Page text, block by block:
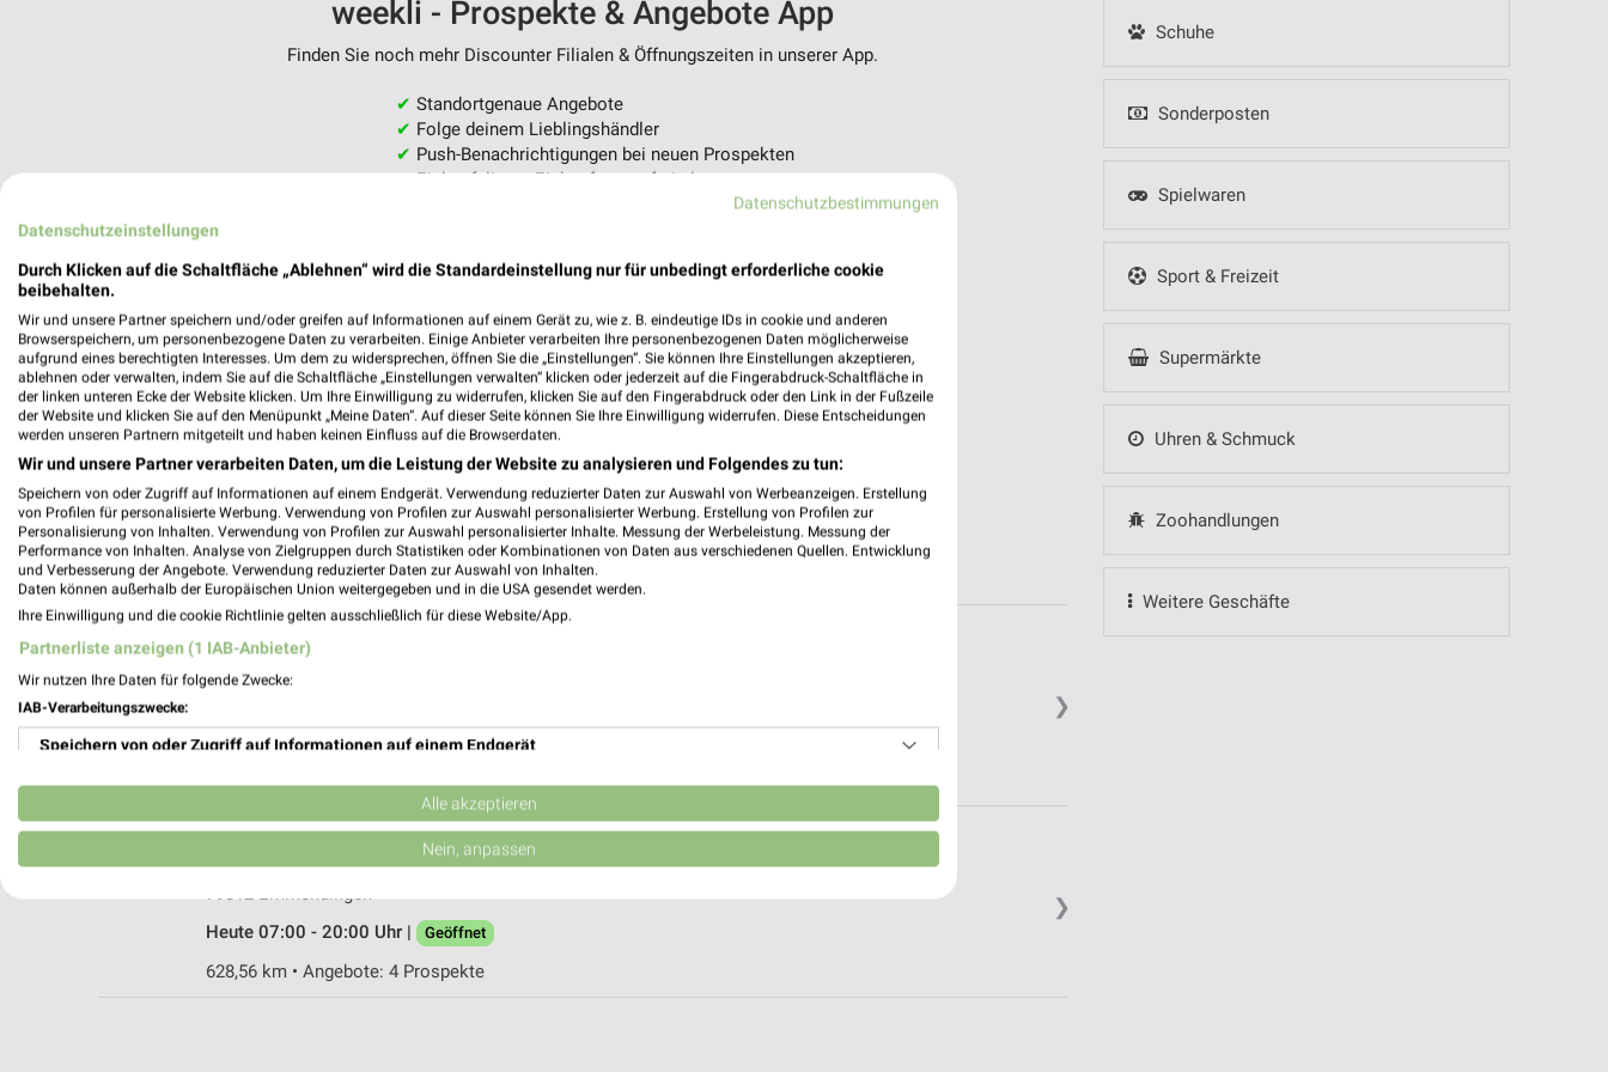
Schuhe
Sonderposten
Spielwaren
Sport & Freizeit
Supermärkte
Uhren & Schmuck
Zoohandlungen
Weitere Geschäfte
weekli - Prospekte & Angebote App
Finden Sie noch mehr Discounter Filialen & Öffnungszeiten in unserer App.
✔ Standortgenaue Angebote
✔ Folge deinem Lieblingshändler
✔ Push-Benachrichtigungen bei neuen Prospekten
✔Einkaufsliste - Einkauf stressfrei planen
❯
Lidl Denzlingen
79211 Denzlingen
Heute 07:00 - 21:00 Uhr | Geöffnet
❯
Am Elzdamm 6
79312 Emmendingen
Heute 07:00 - 20:00 Uhr |
Geöffnet
628,56 km • Angebote: 4 Prospekte
Datenschutzbestimmungen
Datenschutzeinstellungen
Durch Klicken auf die Schaltfläche „Ablehnen“ wird die Standardeinstellung nur für unbedingt erforderliche cookie
beibehalten.
Wir und unsere Partner speichern und/oder greifen auf Informationen auf einem Gerät zu, wie z. B. eindeutige IDs in cookie und anderen
Browserspeichern, um personenbezogene Daten zu verarbeiten. Einige Anbieter verarbeiten Ihre personenbezogenen Daten möglicherweise
aufgrund eines berechtigten Interesses. Um dem zu widersprechen, öffnen Sie die „Einstellungen“. Sie können Ihre Einstellungen akzeptieren,
ablehnen oder verwalten, indem Sie auf die Schaltfläche „Einstellungen verwalten“ klicken oder jederzeit auf die Fingerabdruck-Schaltfläche in
der linken unteren Ecke der Website klicken. Um Ihre Einwilligung zu widerrufen, klicken Sie auf den Fingerabdruck oder den Link in der Fußzeile
der Website und klicken Sie auf den Menüpunkt „Meine Daten“. Auf dieser Seite können Sie Ihre Einwilligung widerrufen. Diese Entscheidungen
werden unseren Partnern mitgeteilt und haben keinen Einfluss auf die Browserdaten.
Wir und unsere Partner verarbeiten Daten, um die Leistung der Website zu analysieren und Folgendes zu tun:
Speichern von oder Zugriff auf Informationen auf einem Endgerät. Verwendung reduzierter Daten zur Auswahl von Werbeanzeigen. Erstellung
von Profilen für personalisierte Werbung. Verwendung von Profilen zur Auswahl personalisierter Werbung. Erstellung von Profilen zur
Personalisierung von Inhalten. Verwendung von Profilen zur Auswahl personalisierter Inhalte. Messung der Werbeleistung. Messung der
Performance von Inhalten. Analyse von Zielgruppen durch Statistiken oder Kombinationen von Daten aus verschiedenen Quellen. Entwicklung
und Verbesserung der Angebote. Verwendung reduzierter Daten zur Auswahl von Inhalten.
Daten können außerhalb der Europäischen Union weitergegeben und in die USA gesendet werden.
Ihre Einwilligung und die cookie Richtlinie gelten ausschließlich für diese Website/App.
Partnerliste anzeigen (1 IAB-Anbieter)
Wir nutzen Ihre Daten für folgende Zwecke:
IAB-Verarbeitungszwecke:
Speichern von oder Zugriff auf Informationen auf einem Endgerät
Verwendung reduzierter Daten zur Auswahl von Werbeanzeigen
Erstellung von Profilen für personalisierte Werbung
Erstellung von Profilen zur Personalisierung von Inhalten
Alle akzeptieren
Nein, anpassen